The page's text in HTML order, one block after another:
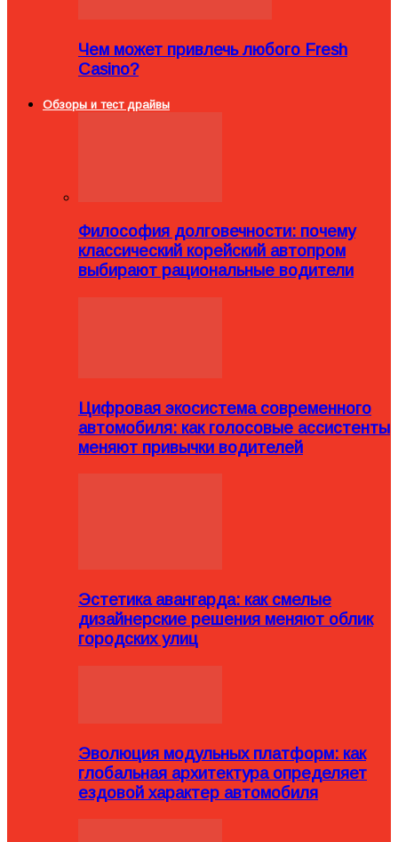
Чем может привлечь любого Fresh
Casino?
Обзоры и тест драйвы
Философия долговечности: почему
классический корейский автопром
выбирают рациональные водители
Цифровая экосистема современного
автомобиля: как голосовые ассистенты
меняют привычки водителей
Эстетика авангарда: как смелые
дизайнерские решения меняют облик
городских улиц
Эволюция модульных платформ: как
глобальная архитектура определяет
ездовой характер автомобиля